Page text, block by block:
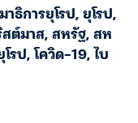
ธิการยุโรป,ยุโรป,
ต์มาส,สหรัฐ,สห
รป,โควิด-19,ไบ